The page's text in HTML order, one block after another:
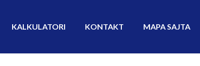
KALKULATORI KONTAKT MAPA SAJTA